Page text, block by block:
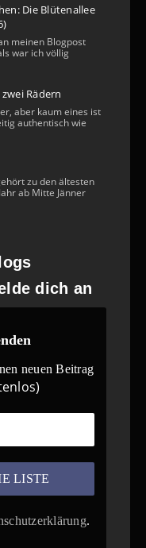
Die Blütenallee
meinen Blogpost
war ich völlig
Rädern
aber kaum eines ist
authentisch wie
zu den ältesten
ab Mitte Jänner
dich an
neuen Beitrag
.